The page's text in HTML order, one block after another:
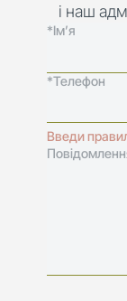
і наш
*Ім’я
*Телефон
Введи